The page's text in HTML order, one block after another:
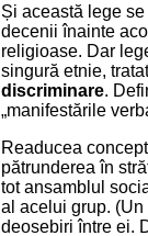
Și această lege
decenii înainte
religioase. Dar
singură etnie,
discriminare.
„manifestările
Readucea
pătrunderea în
tot ansamblul
al acelui grup. (Un
deosebiri între ei.